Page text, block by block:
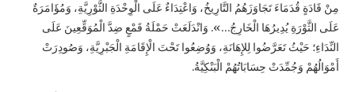
مِنْ قَادَةٍ قُدَمَاءَ تَجَاوَزَهُمُ التَّارِيخُ، وَاعْتِدَاءٌ عَلَى الْوِحْدَةِ الثَّوْرِيَّةِ، وَمُؤَامَرَةٌ
عَلَى الثَّوْرَةِ يُدِيرُهَا الْخَارِجُ…». وَانْدَلَعَتْ حَمْلَةُ قَمْعٍ ضِدَّ الْمُوَقِّعِينَ عَلَى
النِّدَاءِ؛ حَيْثُ تَعَرَّضُوا لِلإِهَانَةِ، وَوُضِعُوا تَحْتَ الْإِقَامَةِ الْجَبْرِيَّةِ، وَصُودِرَتْ
أَمْوَالُهُمْ وَجُمِّدَتْ حِسَابَاتُهُمْ الْبَنْكِيَّةُ.